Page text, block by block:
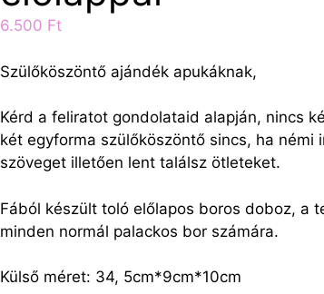
6.500 Ft
Szülőköszöntő ajándék apukáknak,
Kérd a feliratot gondolataid alapján, nincs
két egyforma szülőköszöntő sincs, ha némi
szöveget illetően lent találsz ötleteket.
Fából készült toló előlapos boros doboz, a
minden normál palackos bor számára.
Külső méret: 34, 5cm*9cm*10cm